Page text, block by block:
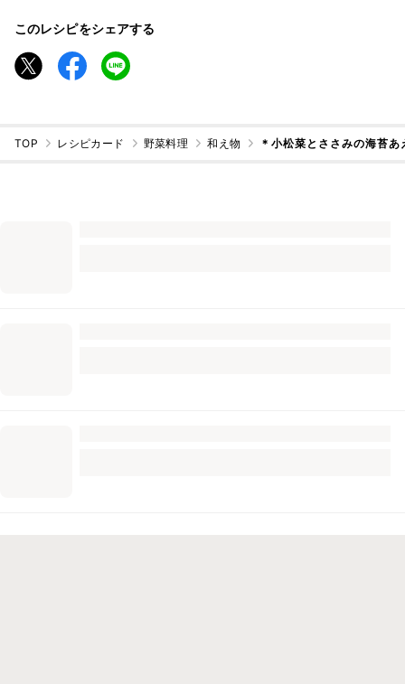
このレシピをシェアする
TOP レシピカード 野菜料理 和え物 ＊小松菜とささみの海苔あ